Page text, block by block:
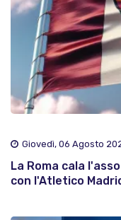
Giovedì, 06 Agosto
La Roma cala
con l'Atletico